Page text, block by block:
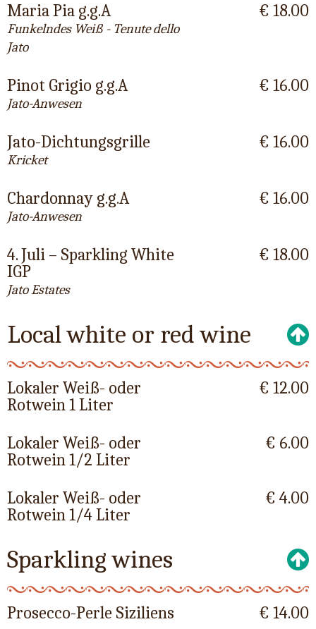
Maria Pia g.g.A
Funkelndes Weiß - Tenute dello
Jato
€ 18.00
Pinot Grigio g.g.A
Jato-Anwesen
€ 16.00
Jato-Dichtungsgrille
Kricket
€ 16.00
Chardonnay g.g.A
Jato-Anwesen
€ 16.00
4. Juli – Sparkling White
IGP
Jato Estates
€ 18.00
Local white or red wine
Lokaler Weiß- oder
Rotwein 1 Liter
€ 12.00
Lokaler Weiß- oder
Rotwein 1/2 Liter
€ 6.00
Lokaler Weiß- oder
Rotwein 1/4 Liter
€ 4.00
Sparkling wines
Prosecco-Perle Siziliens € 14.00